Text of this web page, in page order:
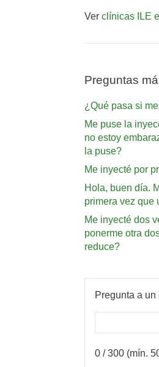
Ver clínicas ILE
Preguntas
¿Qué pasa si
Me puse la
no estoy
la puse?
Me inyecté por
Hola, buen día.
primera vez que
Me inyecté dos
ponerme otra
reduce?
Pregunta a
0 / 300 (mín.